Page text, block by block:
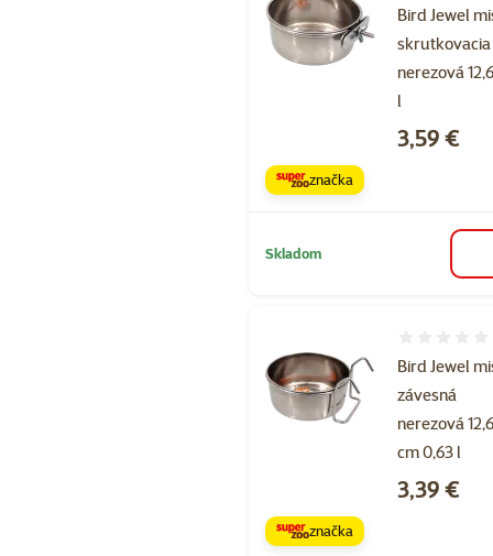
Bird Jewel
skrutkovacia
nerezová
l
Cena
3,59 €
značka
Skladom
Bird Jewel
závesná
nerezová
cm 0,63 l
Cena
3,39 €
značka